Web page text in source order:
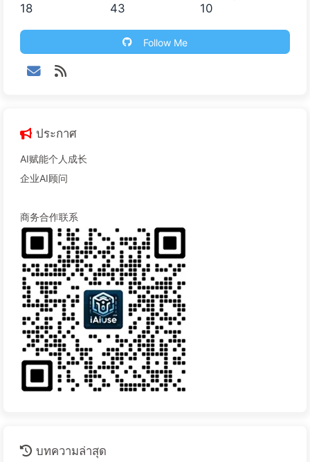
18 43 10
Follow Me
ประกาศ
AI赋能个人成长
企业AI顾问
商务合作联系
บทความล่าสุด